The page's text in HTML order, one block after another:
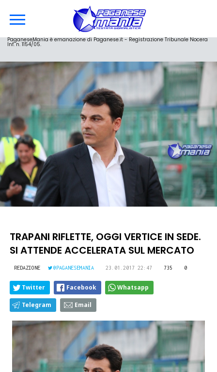
PaganeseMania è emanazione di Paganese.it - Registrazione Tribunale Nocera
Inf. n. 1154/05.
TRAPANI RIFLETTE, OGGI VERTICE IN SEDE.
SI ATTENDE ACCELERATA SUL MERCATO
REDAZIONE @PAGANESEMANIA 23.01.2017 22:47 735 0
Twitter Facebook Whatsapp
Telegram Email